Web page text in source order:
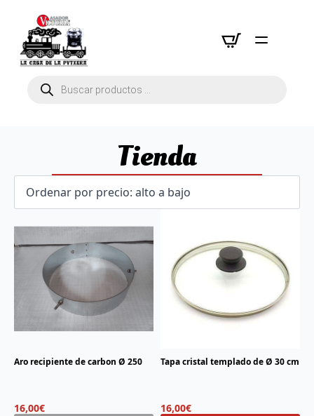
Búsqueda
Tienda
Aro recipiente de carbon Ø 250
16,00€
Tapa cristal templado de Ø 30 cm
16,00€